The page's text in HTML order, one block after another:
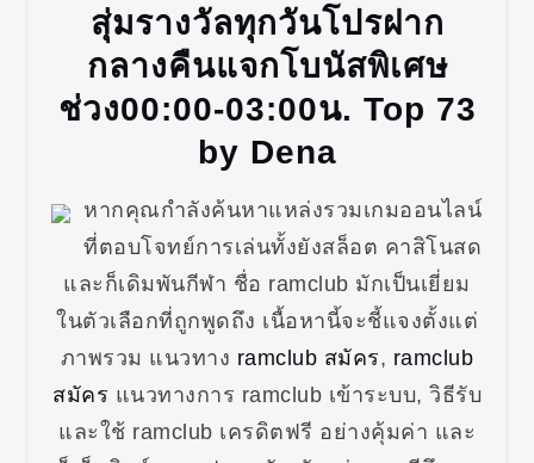
สุ่มรางวัลทุกวันโปรฝาก
กลางคืนแจกโบนัสพิเศษ
ช่วง00:00-03:00น. Top 73
by Dena
หากคุณกำลังค้นหาแหล่งรวมเกมออนไลน์
ที่ตอบโจทย์การเล่นทั้งยังสล็อต คาสิโนสด
และก็เดิมพันกีฬา ชื่อ ramclub มักเป็นเยี่ยม
ในตัวเลือกที่ถูกพูดถึง เนื้อหานี้จะชี้แจงตั้งแต่
ภาพรวม แนวทาง ramclub สมัคร, ramclub
สมัคร แนวทางการ ramclub เข้าระบบ, วิธีรับ
และใช้ ramclub เครดิตฟรี อย่างคุ้มค่า และ